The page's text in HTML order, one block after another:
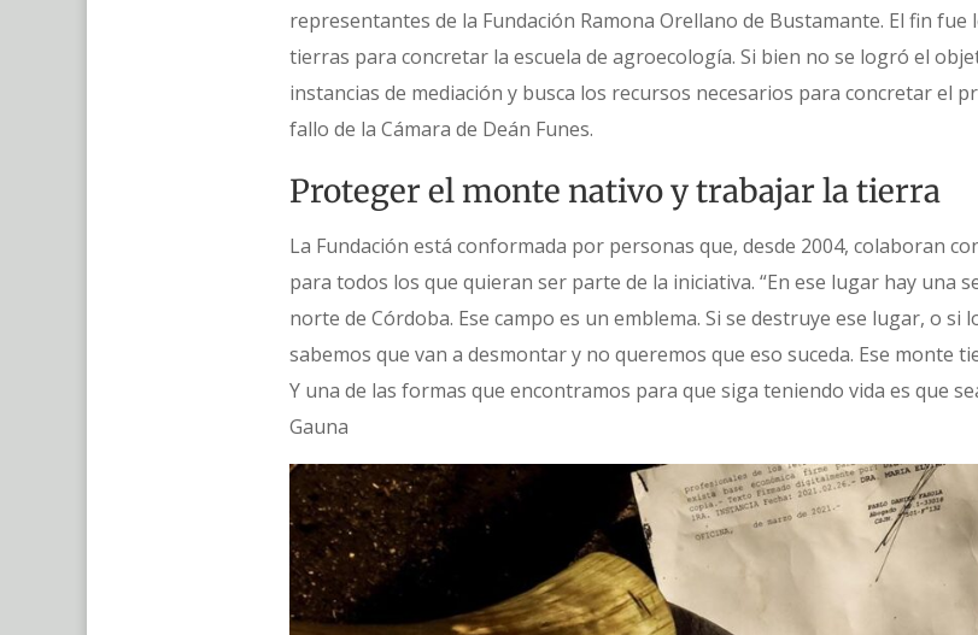
representantes de la Fundación Ramona Orellano de Bustamante. El fin
tierras para concretar la escuela de agroecología. Si bien no se logró el
instancias de mediación y busca los recursos necesarios para concretar el
fallo de la Cámara de Deán Funes.
Proteger el monte nativo y trabajar la tierra
La Fundación está conformada por personas que, desde 2004, colaboran
para todos los que quieran ser parte de la iniciativa. “En ese lugar hay una
norte de Córdoba. Ese campo es un emblema. Si se destruye ese lugar, o si
sabemos que van a desmontar y no queremos que eso suceda. Ese monte
Y una de las formas que encontramos para que siga teniendo vida es que
Gauna